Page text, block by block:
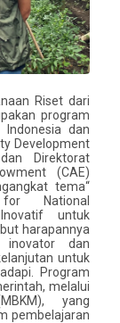
Riset dari
program
dan
Development
Direktorat
(CAE)
tema“
for National
untuk
harapannya
dan
untuk
Program
melalui
yang
pembelajaran